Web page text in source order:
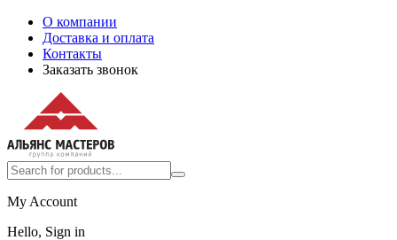
О компании
Доставка и оплата
Контакты
Заказать звонок
My Account
Hello, Sign in